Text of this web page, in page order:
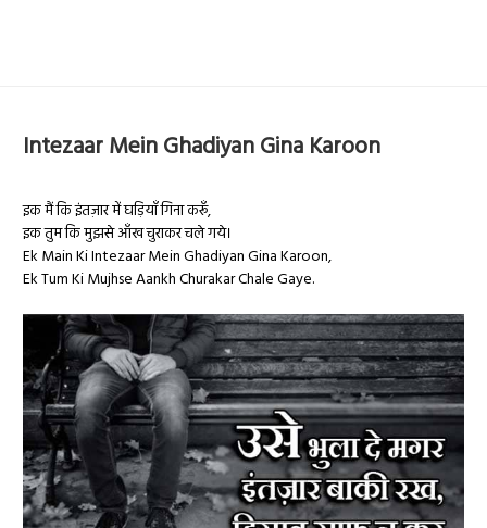
Intezaar Mein Ghadiyan Gina Karoon
इक मैं कि इंतज़ार में घड़ियाँ गिना करूँ,
इक तुम कि मुझसे आँख चुराकर चले गये।
Ek Main Ki Intezaar Mein Ghadiyan Gina Karoon,
Ek Tum Ki Mujhse Aankh Churakar Chale Gaye.